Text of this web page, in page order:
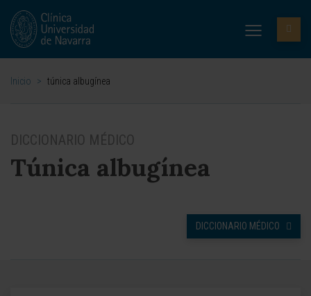
Inicio > túnica albugínea
DICCIONARIO MÉDICO
Túnica albugínea
DICCIONARIO MÉDICO